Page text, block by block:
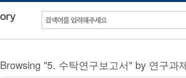
Browsing "5. 수탁연구보고서" by 연구